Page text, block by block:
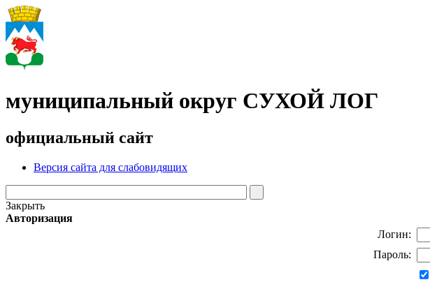
муниципальный округ СУХОЙ ЛОГ
официальный сайт
Версия сайта для слабовидящих
Закрыть
Авторизация
Логин:
Пароль: